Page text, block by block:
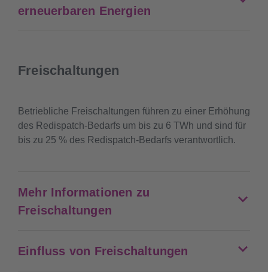
erneuerbaren Energien
Freischaltungen
Betriebliche Freischaltungen führen zu einer Erhöhung
des Redispatch-Bedarfs um bis zu 6 TWh und sind für
bis zu 25 % des Redispatch-Bedarfs verantwortlich.
Mehr Informationen zu
Freischaltungen
Einfluss von Freischaltungen